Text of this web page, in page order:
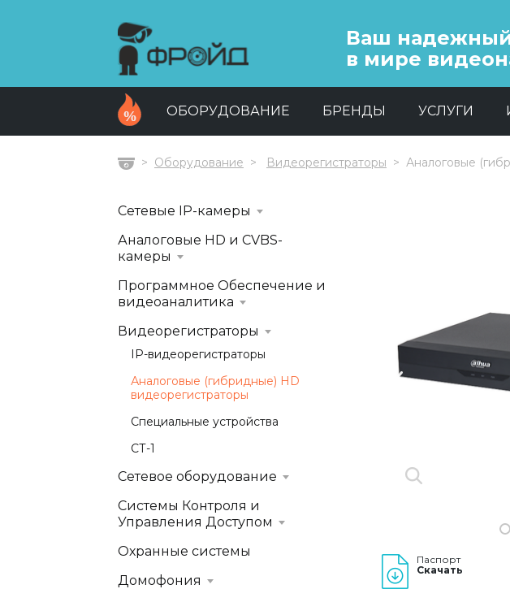
Ваш
в мире
ОБОРУДОВАНИЕ БРЕНДЫ УСЛУГИ
ГлавнаяОборудование Видеорегистраторы Аналоговые
Previous
1
Паспорт
Скачать
Сетевые IP-камеры
Аналоговые HD и CVBS-
камеры
Программное Обеспечение и
видеоаналитика
Видеорегистраторы
IP-видеорегистраторы
Аналоговые (гибридные) HD
видеорегистраторы
Специальные устройства
СТ-1
Сетевое оборудование
Системы Контроля и
Управления Доступом
Охранные системы
Домофония